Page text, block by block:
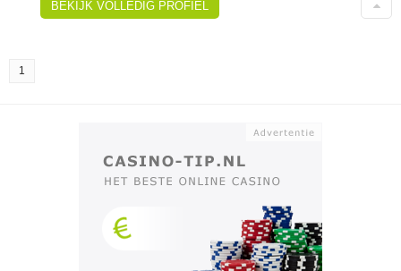
BEKIJK VOLLEDIG PROFIEL
1